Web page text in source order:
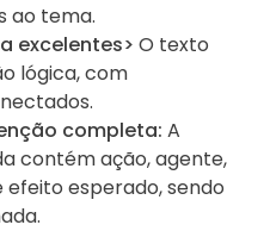
ao tema.
excelentes> O texto
lógica, com
completa: A
contém ação, agente,
efeito esperado, sendo